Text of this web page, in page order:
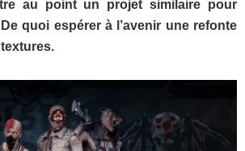
au point un projet similaire pour
quoi espérer à l’avenir une refonte